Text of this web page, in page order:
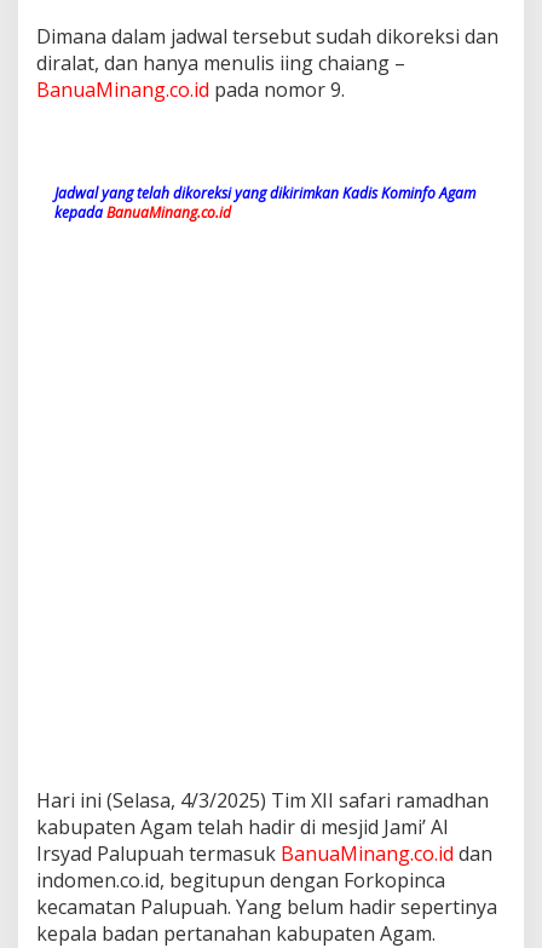
Dimana dalam jadwal tersebut sudah dikoreksi dan
diralat, dan hanya menulis iing chaiang –
BanuaMinang.co.id pada nomor 9.
Jadwal yang telah dikoreksi yang dikirimkan Kadis Kominfo Agam
kepadaBanuaMinang.co.id
Hari ini (Selasa, 4/3/2025) Tim XII safari ramadhan
kabupaten Agam telah hadir di mesjid Jami’ Al
Irsyad Palupuah termasuk BanuaMinang.co.id dan
indomen.co.id, begitupun dengan Forkopinca
kecamatan Palupuah. Yang belum hadir sepertinya
kepala badan pertanahan kabupaten Agam.